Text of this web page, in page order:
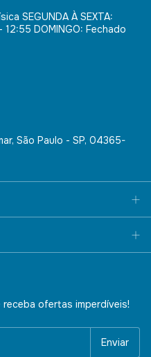
SEGUNDA À SEXTA:
DOMINGO: Fechado
São Paulo - SP, 04365-
ofertas imperdíveis!